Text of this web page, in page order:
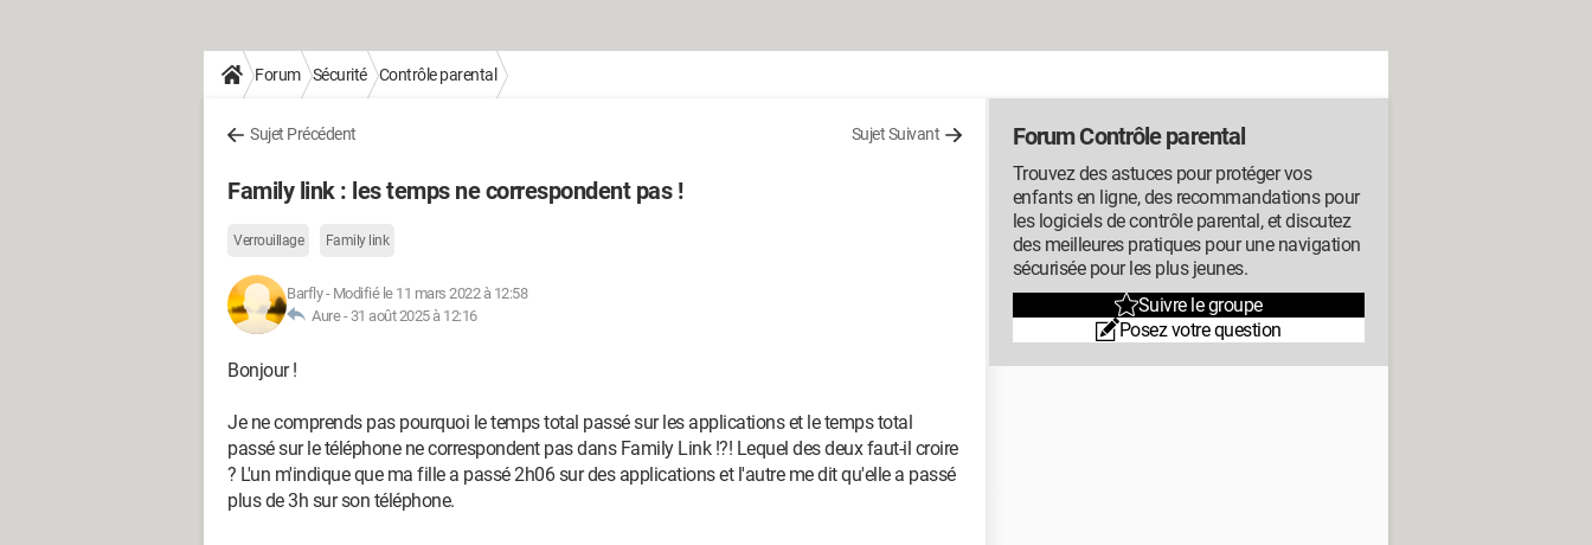
Forum Sécurité Contrôle parental
Sujet Précédent Sujet Suivant
Family link : les temps ne correspondent pas !
Verrouillage Family link
Barfly- Modifié le 11 mars 2022 à 12:58
Aure - 31 août 2025 à 12:16
Bonjour !
Je ne comprends pas pourquoi le temps total passé sur les applications et le temps total
passé sur le téléphone ne correspondent pas dans Family Link !?! Lequel des deux faut-il croire
? L'un m'indique que ma fille a passé 2h06 sur des applications et l'autre me dit qu'elle a passé
plus de 3h sur son téléphone.
Forum Contrôle parental
Trouvez des astuces pour protéger vos
enfants en ligne, des recommandations pour
les logiciels de contrôle parental, et discutez
des meilleures pratiques pour une navigation
sécurisée pour les plus jeunes.
Suivre le groupe
Posez votre question